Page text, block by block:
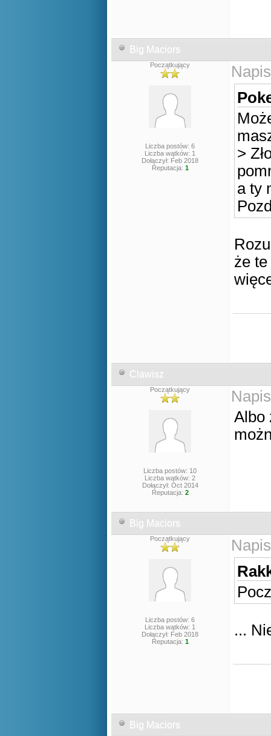
Big Maciors
Początkujący
Liczba postów: 6
Liczba wątków: 1
Dołączył: Feb 2018
Reputacja: 1
>
a ty
że te
Clawisz
Początkujący
Liczba postów: 10
Liczba wątków: 2
Dołączył: Oct 2014
Reputacja: 2
Albo
Big Maciors
Początkujący
Liczba postów: 6
Liczba wątków: 1
Dołączył: Feb 2018
Reputacja: 1
...
Big Maciors